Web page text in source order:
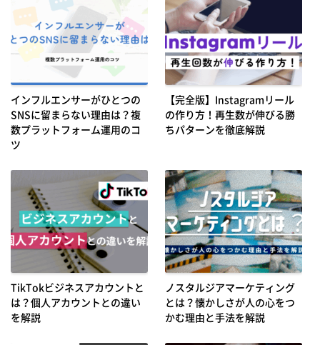
インフルエンサーがひとつの
SNSに留まらない理由は？複
数プラットフォーム運用のコ
ツ
【完全版】Instagramリール
の作り方！再生数が伸びる勝
ちパターンを徹底解説
TikTokビジネスアカウントと
は？個人アカウントとの違い
を解説
ノスタルジアマーケティング
とは？懐かしさが人の心をつ
かむ理由と手法を解説